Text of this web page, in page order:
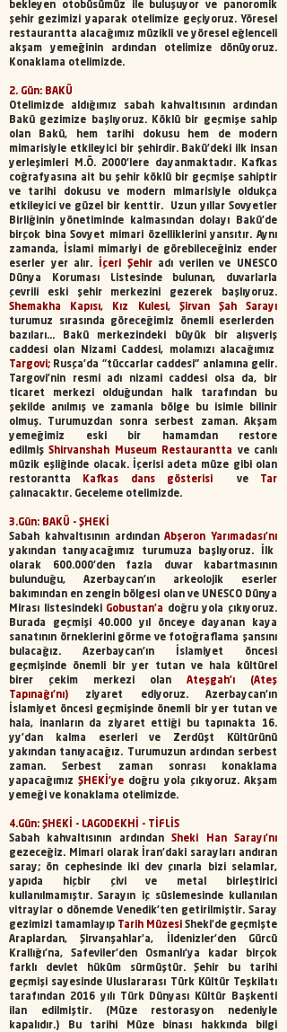
bekleyen otobüsümüz ile buluşuyor ve panoromik
şehir gezimizi yaparak otelimize geçiyoruz. Yöresel
restaurantta alacağımız müzikli ve yöresel eğlenceli
akşam yemeğinin ardından otelimize dönüyoruz.
Konaklama otelimizde.
2. Gün: BAKÜ
Otelimizde aldığımız sabah kahvaltısının ardından
Bakü gezimize başlıyoruz. Köklü bir geçmişe sahip
olan Bakü, hem tarihi dokusu hem de modern
mimarisiyle etkileyici bir şehirdir. Bakü’deki ilk insan
yerleşimleri M.Ö. 2000’lere dayanmaktadır. Kafkas
coğrafyasına ait bu şehir köklü bir geçmişe sahiptir
ve tarihi dokusu ve modern mimarisiyle oldukça
etkileyici ve güzel bir kenttir. Uzun yıllar Sovyetler
Birliğinin yönetiminde kalmasından dolayı Bakü’de
birçok bina Sovyet mimari özelliklerini yansıtır. Aynı
zamanda, İslami mimariyi de görebileceğiniz ender
eserler yer alır.
İçeri Şehiradı verilen ve UNESCO
Dünya Koruması Listesinde bulunan, duvarlarla
çevrili eski şehir merkezini gezerek başlıyoruz.
Shemakha Kapısı, Kız Kulesi, Şirvan Şah Sarayı
turumuz sırasında göreceğimiz önemli eserlerden
bazıları... Bakü merkezindeki büyük bir alışveriş
caddesi olan Nizami Caddesi, molamızı alacağımız
Targovi; Rusça'da "tüccarlar caddesi" anlamına gelir.
Targovi’nin resmi adı nizami caddesi olsa da, bir
ticaret merkezi olduğundan halk tarafından bu
şekilde anılmış ve zamanla bölge bu isimle bilinir
olmuş. Turumuzdan sonra serbest zaman. Akşam
yemeğimiz eski bir hamamdan restore
edilmişShirvanshah Museum Restaurantta ve canlı
müzik eşliğinde olacak. İçerisi adeta müze gibi olan
restorantta
Kafkas dans gösterisi ve
Tar
çalınacaktır. Geceleme otelimizde.
3.Gün: BAKÜ - ŞHEKİ
Sabah kahvaltısının ardındanAbşeron Yarımadası’nı
yakından tanıyacağımız turumuza başlıyoruz. İlk
olarak 600.000’den fazla duvar kabartmasının
bulunduğu, Azerbaycan’ın arkeolojik eserler
bakımından en zengin bölgesi olan ve UNESCO Dünya
Mirası listesindeki Gobustan'a
doğru yola çıkıyoruz.
Burada geçmişi 40.000 yıl önceye dayanan kaya
sanatının örneklerini görme ve fotoğraflama şansını
bulacağız. Azerbaycan'ın İslamiyet öncesi
geçmişinde önemli bir yer tutan ve hala kültürel
birer çekim merkezi olan Ateşgah'ı (Ateş
Tapınağı'nı) ziyaret ediyoruz. Azerbaycan’ın
İslamiyet öncesi geçmişinde önemli bir yer tutan ve
hala, inanların da ziyaret ettiği bu tapınakta 16.
yy’dan kalma eserleri ve Zerdüşt Kültürünü
yakından tanıyacağız. Turumuzun ardından serbest
zaman. Serbest zaman sonrası konaklama
yapacağımızŞHEKİ'ye doğru yola çıkıyoruz. Akşam
yemeği ve konaklama otelimizde.
4.Gün: ŞHEKİ - LAGODEKHİ - TİFLİS
Sabah kahvaltısının ardındanSheki Han Sarayı’nı
gezeceğiz. Mimari olarak İran’daki sarayları andıran
saray; ön cephesinde iki dev çınarla bizi selamlar,
yapıda hiçbir çivi ve metal birleştirici
kullanılmamıştır. Sarayın iç süslemesinde kullanılan
vitraylar o dönemde Venedik’ten getirilmiştir. Saray
gezimizi tamamlayıp
Tarih Müzesi Sheki’de geçmişte
Araplardan, Şirvanşahlar’a, İldenizler’den Gürcü
Krallığı’na, Safeviler’den Osmanlı’ya kadar birçok
farklı devlet hüküm sürmüştür. Şehir bu tarihi
geçmişi sayesinde Uluslararası Türk Kültür Teşkilatı
tarafından 2016 yılı Türk Dünyası Kültür Başkenti
ilan edilmiştir. (Müze restorasyon nedeniyle
kapalıdır.) Bu tarihi Müze binası hakkında bilgi